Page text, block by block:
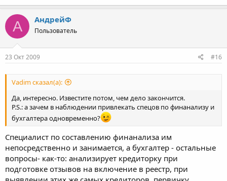
А АндрейФ
Пользователь
23 Окт 2009 #16
Vadim сказал(а):
Да, интересно. Известите потом, чем дело закончится.
P.S.: а зачем в наблюдении привлекать спецов по финанализу и
бухгалтера одновременно?
Специалист по составлению финанализа им
непосредственно и занимается, а бухгалтер - остальные
вопросы- как-то: анализирует кредиторку при
подготовке отзывов на включение в реестр, при